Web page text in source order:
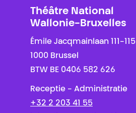
Théâtre National
Wallonie-Bruxelles
Émile Jacqmainlaan 111-115
1000 Brussel
BTW BE 0406 582 626
Receptie - Administratie
+32 2 203 41 55